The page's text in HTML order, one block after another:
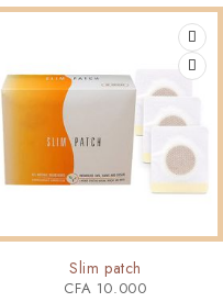
Slim patch
CFA 10.000